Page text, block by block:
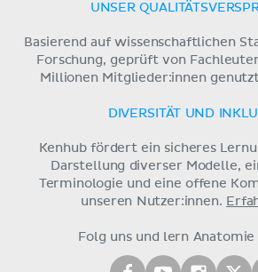
UNSER
Basierend auf wissenschaftlichen
Forschung, geprüft von
Millionen Mitglieder:innen
DIVERSITÄT UND
Kenhub fördert ein sicheres
Darstellung diverser Modelle,
Terminologie und eine offene
unseren Nutzer:innen.
Folg uns und lern Anatomie